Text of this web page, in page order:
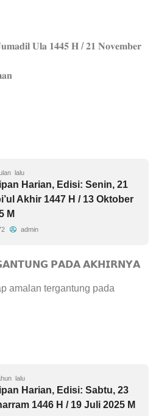
𝐔𝐥𝐚 𝟏𝟒𝟒𝟓 𝐇 / 𝟐𝟏 𝐍𝐨𝐯𝐞𝐦𝐛𝐞𝐫
lalu
Harian, Edisi: Senin, 21
Akhir 1447 H / 13 Oktober
M
admin
𝗣𝗔𝗗𝗔 𝗔𝗞𝗛𝗜𝗥𝗡𝗬𝗔
amalan tergantung pada
lalu
Harian, Edisi: Sabtu, 23
1446 H / 19 Juli 2025 M